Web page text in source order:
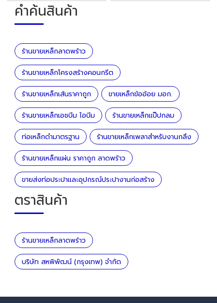
คำค้นสินค้า
ร้านขายเหล็กลาดพร้าว
ร้านขายเหล็กโครงสร้างคอนกรีต
ร้านขายเหล็กเส้นราคาถูก ขายเหล็กข้ออ้อย มอก.
ร้านขายเหล็กเอชบีม ไอบีม ร้านขายเหล็กแป๊ปกลม
ท่อเหล็กดำมาตรฐาน ร้านขายเหล็กเพลาสำหรับงานกลึง
ร้านขายเหล็กแผ่น ราคาถูก ลาดพร้าว
ขายส่งท่อประปาและอุปกรณ์ประปางานก่อสร้าง
ตราสินค้า
ร้านขายเหล็กลาดพร้าว
บริษัท สหพิพัฒน์ (กรุงเทพ) จำกัด